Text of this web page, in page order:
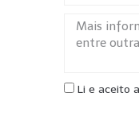
Li e aceito a